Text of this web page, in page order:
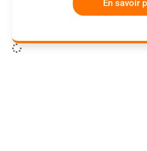
En savoir